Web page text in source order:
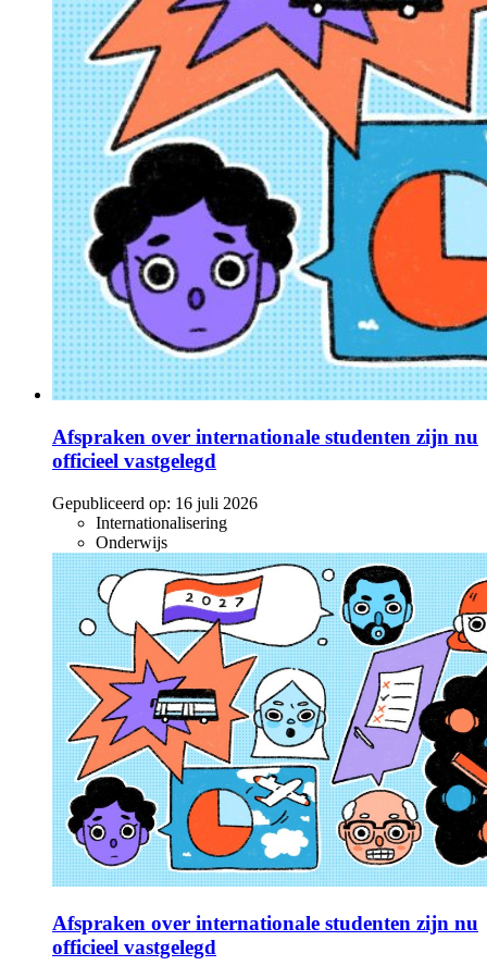
Afspraken over internationale studenten zijn nu
officieel vastgelegd
Gepubliceerd op: 16 juli 2026
Internationalisering
Onderwijs
Afspraken over internationale studenten zijn nu
officieel vastgelegd